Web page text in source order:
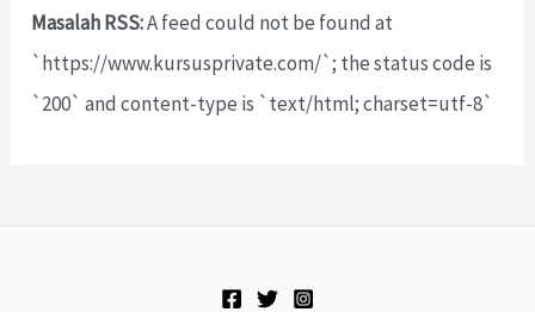
Masalah RSS:A feed could not be found at
`https://www.kursusprivate.com/`; the status code is
`200` and content-type is `text/html; charset=utf-8`